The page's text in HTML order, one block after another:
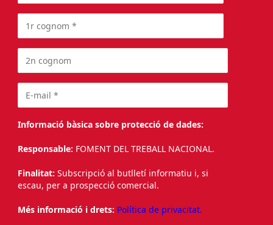
Informació bàsica sobre protecció de dades:
Responsable: FOMENT DEL TREBALL NACIONAL.
Finalitat: Subscripció al butlletí informatiu i, si
escau, per a prospecció comercial.
Més informació i drets: Política de privacitat.